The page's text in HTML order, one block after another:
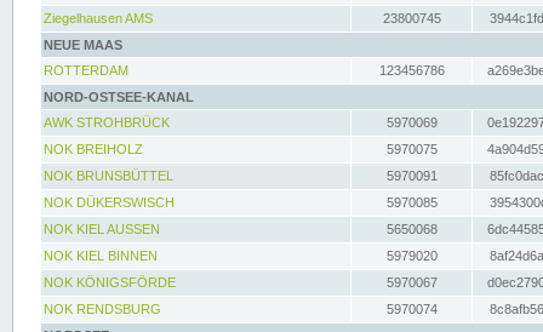
Ziegelhausen AMS
23800745
NEUE MAAS
ROTTERDAM
123456786
NORD-OSTSEE-KANAL
AWK STROHBRÜCK
5970069
NOK BREIHOLZ
5970075
NOK BRUNSBÜTTEL
5970091
NOK DÜKERSWISCH
5970085
NOK KIEL AUSSEN
5650068
NOK KIEL BINNEN
5979020
NOK KÖNIGSFÖRDE
5970067
NOK RENDSBURG
5970074